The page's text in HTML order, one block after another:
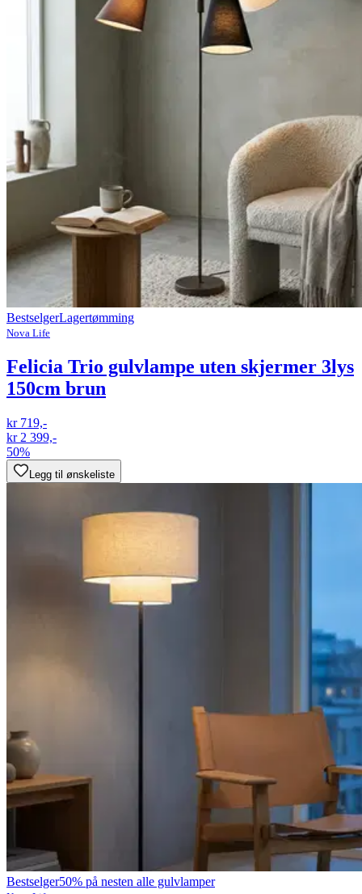
BestselgerLagertømming
Nova Life
Felicia Trio gulvlampe uten skjermer 3lys
150cm brun
kr 719,-
kr 2 399,-
50%
Legg til ønskeliste
Bestselger50% på nesten alle gulvlamper